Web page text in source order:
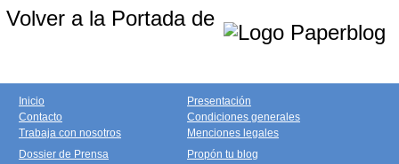
Volver a la Portada de
Inicio
Contacto
Trabaja con nosotros
Presentación
Condiciones generales
Menciones legales
Dossier de Prensa
Propón tu blog